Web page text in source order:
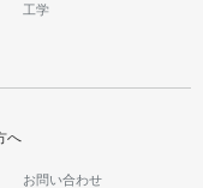
工学
へ
お問い合わせ